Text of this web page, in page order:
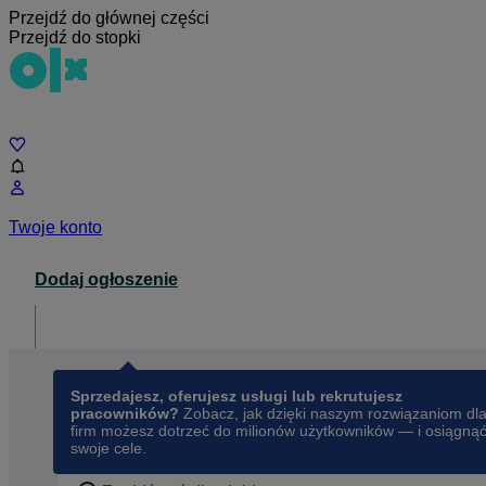
Przejdź do głównej części
Przejdź do stopki
Twoje konto
Dodaj ogłoszenie
Sprzedajesz, oferujesz usługi lub rekrutujesz
pracowników? Zobacz, jak dzięki naszym rozwiązaniom dla
firm możesz dotrzeć do milionów użytkowników — i osiągnąć
swoje cele.